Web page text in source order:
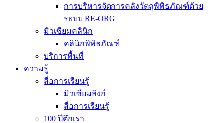
การบริหารจัดการคลังวัตถุพิพิธภัณฑ์ด้วย
ระบบ RE-ORG
มิวเซียมคลินิก
คลินิกพิพิธภัณฑ์
บริการพื้นที่
ความรู้
สื่อการเรียนรู้
มิวเซียมลิงก์
สื่อการเรียนรู้
100 ปีตึกเรา